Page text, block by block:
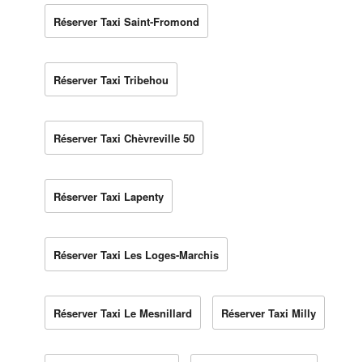
Réserver Taxi Saint-Fromond
Réserver Taxi Tribehou
Réserver Taxi Chèvreville 50
Réserver Taxi Lapenty
Réserver Taxi Les Loges-Marchis
Réserver Taxi Le Mesnillard Réserver Taxi Milly